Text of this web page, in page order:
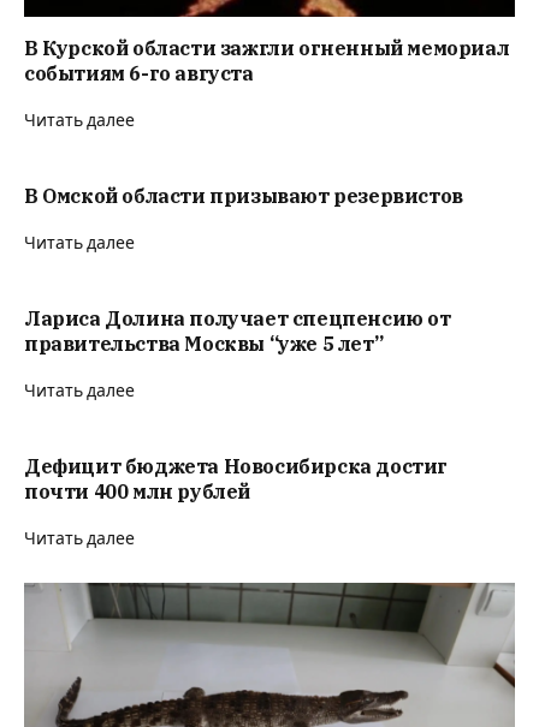
В Курской области зажгли огненный мемориал
событиям 6-го августа
Читать далее
В Омской области призывают резервистов
Читать далее
Лариса Долина получает спецпенсию от
правительства Москвы “уже 5 лет”
Читать далее
Дефицит бюджета Новосибирска достиг
почти 400 млн рублей
Читать далее